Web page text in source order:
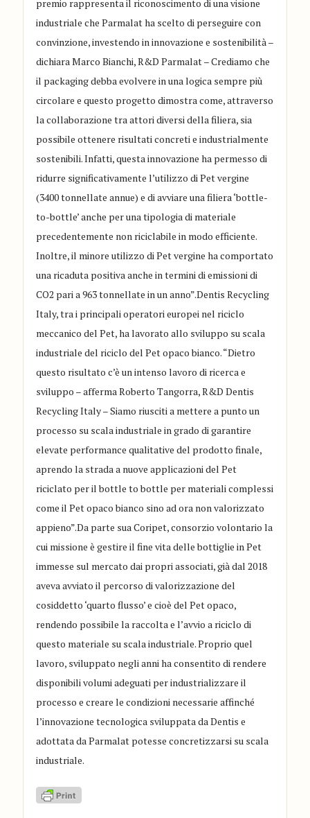
premio rappresenta il riconoscimento di una visione
industriale che Parmalat ha scelto di perseguire con
convinzione, investendo in innovazione e sostenibilità –
dichiara Marco Bianchi, R&D Parmalat – Crediamo che
il packaging debba evolvere in una logica sempre più
circolare e questo progetto dimostra come, attraverso
la collaborazione tra attori diversi della filiera, sia
possibile ottenere risultati concreti e industrialmente
sostenibili. Infatti, questa innovazione ha permesso di
ridurre significativamente l’utilizzo di Pet vergine
(3400 tonnellate annue) e di avviare una filiera ‘bottle-
to-bottle’ anche per una tipologia di materiale
precedentemente non riciclabile in modo efficiente.
Inoltre, il minore utilizzo di Pet vergine ha comportato
una ricaduta positiva anche in termini di emissioni di
CO2 pari a 963 tonnellate in un anno”.Dentis Recycling
Italy, tra i principali operatori europei nel riciclo
meccanico del Pet, ha lavorato allo sviluppo su scala
industriale del riciclo del Pet opaco bianco. “Dietro
questo risultato c’è un intenso lavoro di ricerca e
sviluppo – afferma Roberto Tangorra, R&D Dentis
Recycling Italy – Siamo riusciti a mettere a punto un
processo su scala industriale in grado di garantire
elevate performance qualitative del prodotto finale,
aprendo la strada a nuove applicazioni del Pet
riciclato per il bottle to bottle per materiali complessi
come il Pet opaco bianco sino ad ora non valorizzato
appieno”.Da parte sua Coripet, consorzio volontario la
cui missione è gestire il fine vita delle bottiglie in Pet
immesse sul mercato dai propri associati, già dal 2018
aveva avviato il percorso di valorizzazione del
cosiddetto ‘quarto flusso’ e cioè del Pet opaco,
rendendo possibile la raccolta e l’avvio a riciclo di
questo materiale su scala industriale. Proprio quel
lavoro, sviluppato negli anni ha consentito di rendere
disponibili volumi adeguati per industrializzare il
processo e creare le condizioni necessarie affinché
l’innovazione tecnologica sviluppata da Dentis e
adottata da Parmalat potesse concretizzarsi su scala
industriale.